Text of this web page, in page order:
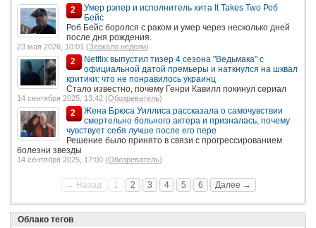
2
Умер рэпер и исполнитель хита It Takes Two Роб
Бейс
Роб Бейс боролся с раком и умер через несколько дней
после дня рождения.
23 мая 2026, 10:01 (Зеркало недели)
2
Netflix выпустил тизер 4 сезона "Ведьмака" с
официальной датой премьеры и наткнулся на шквал
критики: что не понравилось украинц
Стало известно, почему Генри Кавилл покинул сериал
14 сентября 2025, 13:42 (Обозреватель)
2
Жена Брюса Уиллиса рассказала о самочувствии
смертельно больного актера и призналась, почему
чувствует себя лучше после его пере
Решение было принято в связи с прогрессированием
болезни звезды
14 сентября 2025, 17:00 (Обозреватель)
← Назад 1 2 3 4 5 6 Далее →
Облако тегов